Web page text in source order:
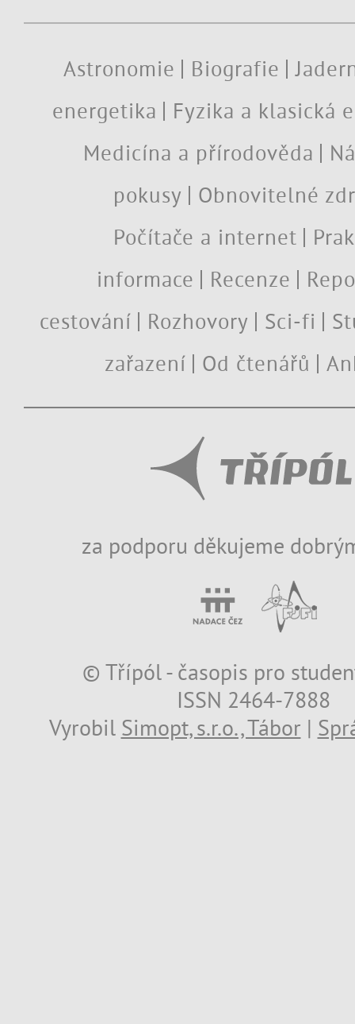
Astronomie Biografie
energetika
Fyzika a klasická
Medicína a přírodověda
pokusy
Obnovitelné
Počítače a internet
informace
Recenze
cestování
Rozhovory Sci-fi
zařazení
Od čtenářů
za podporu děkujeme
© Třípól - časopis pro
ISSN 2464-7888
Vyrobil Simopt, s.r.o., Tábor |